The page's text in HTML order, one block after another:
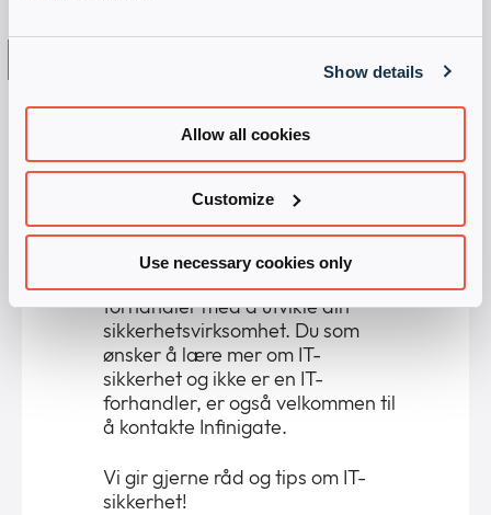
Show details
Allow all cookies
Customize
Use necessary cookies only
Infinigate er en distributør med
leverandørene i vår portefølje
tilbyr vi kvalifisert support,
opplæring, markedsførings- og
forhandler med å utvikle din
sikkerhetsvirksomhet. Du som
ønsker å lære mer om IT-
sikkerhet og ikke er en IT-
forhandler, er også velkommen til
å kontakte Infinigate.
Vi gir gjerne råd og tips om IT-
sikkerhet!